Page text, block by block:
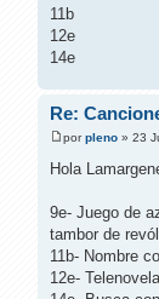
11b
12e
14e
Re:
porpleno » 23
Hola
9e- Juego de
tambor de
11b- Nombre
12e-